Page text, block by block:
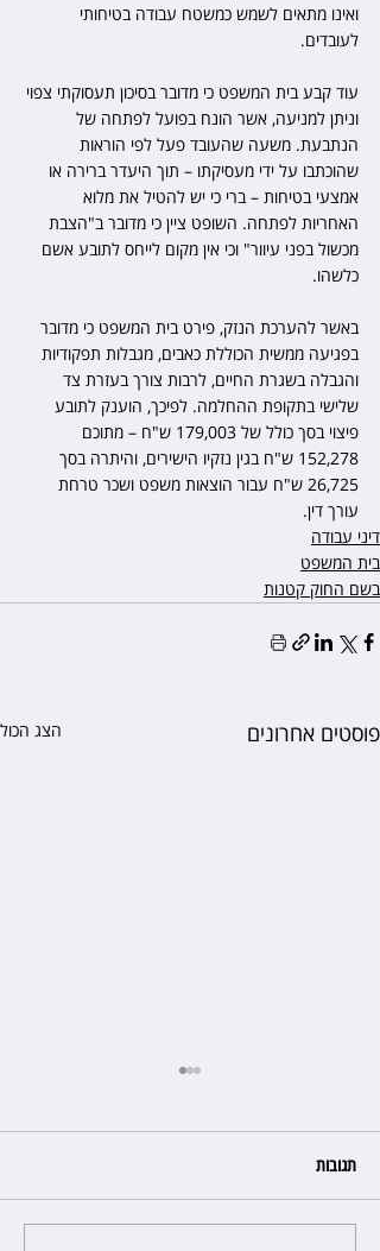
ואינו מתאים לשמש כמשטח עבודה בטיחותי
לעובדים.
עוד קבע בית המשפט כי מדובר בסיכון תעסוקתי צפוי
וניתן למניעה, אשר הונח בפועל לפתחה של
הנתבעת. משעה שהעובד פעל לפי הוראות
שהוכתבו על ידי מעסיקתו – תוך היעדר ברירה או
אמצעי בטיחות – ברי כי יש להטיל את מלוא
האחריות לפתחה. השופט ציין כי מדובר ב"הצבת
מכשול בפני עיוור" וכי אין מקום לייחס לתובע אשם
כלשהו.
באשר להערכת הנזק, פירט בית המשפט כי מדובר
בפגיעה ממשית הכוללת כאבים, מגבלות תפקודיות
והגבלה בשגרת החיים, לרבות צורך בעזרת צד
שלישי בתקופת ההחלמה. לפיכך, הוענק לתובע
פיצוי בסך כולל של 179,003 ש"ח – מתוכם
152,278 ש"ח בגין נזקיו הישירים, והיתרה בסך
26,725 ש"ח עבור הוצאות משפט ושכר טרחת
עורך דין.
דיני עבודה
בית המשפט
בשם החוק קטנות
פוסטים אחרונים הצג הכול
תגובות